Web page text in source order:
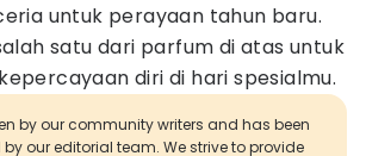
untuk perayaan tahun baru.
satu dari parfum di atas untuk
diri di hari spesialmu.
by our community writers and has been
our editorial team. We strive to provide